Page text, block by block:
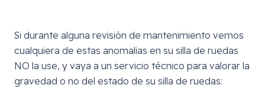
Si durante alguna revisión de mantenimiento vemos
cualquiera de estas anomalias en su silla de ruedas
NO la use, y vaya a un servicio técnico para valorar la
gravedad o no del estado de su silla de ruedas: